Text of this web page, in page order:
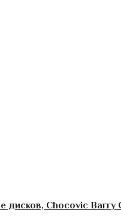
дисков, Chocovic Barry